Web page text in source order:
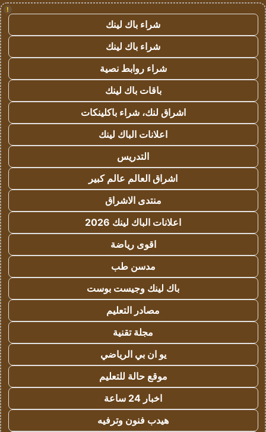
!
شراء باك لينك
شراء باك لينك
شراء روابط نصية
باقات باك لينك
اشراق لنك، شراء باكلينكات
اعلانات الباك لينك
التدريس
اشراق العالم عالم كبير
منتدى الاشراق
اعلانات الباك لينك 2026
اقوى رياضة
مدسن طب
باك لينك وجيست بوست
مصادر التعليم
مجلة تقنية
يو ان بي الرياضي
موقع حالة للتعليم
اخبار 24 ساعة
هيدب فنون وترفيه